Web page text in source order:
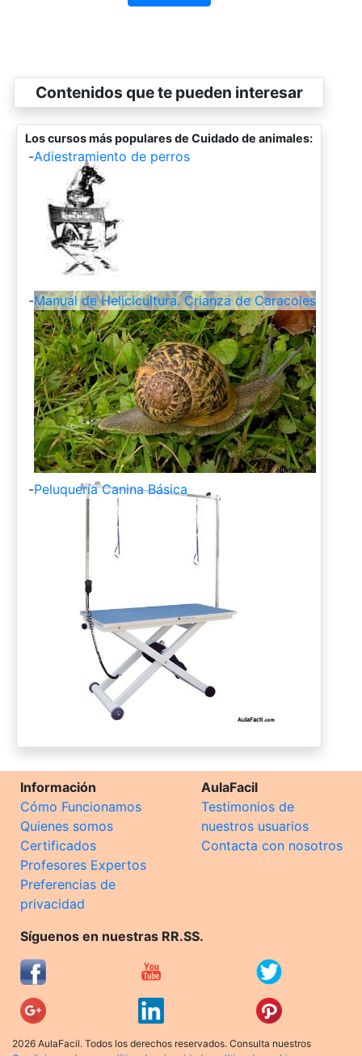
Contenidos que te pueden interesar
Los cursos más populares de Cuidado de animales:
-Adiestramiento de perros
-Manual de Helicicultura. Crianza de Caracoles
-Peluquería Canina Básica
Información
Cómo Funcionamos
Quienes somos
Certificados
Profesores Expertos
Preferencias de
privacidad
AulaFacil
Testimonios de
nuestros usuarios
Contacta con nosotros
Síguenos en nuestras RR.SS.
2026 AulaFacil. Todos los derechos reservados. Consulta nuestros